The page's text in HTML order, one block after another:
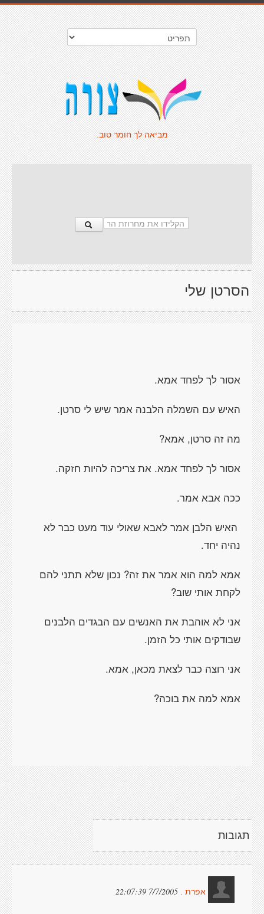
מביאה לך חומר טוב.
הסרטן שלי
אסור לך לפחד אמא.
האיש עם השמלה הלבנה אמר שיש לי סרטן.
מה זה סרטן, אמא?
אסור לך לפחד אמא. את צריכה להיות חזקה.
ככה אבא אמר.
האיש הלבן אמר לאבא שאולי עוד מעט כבר לא
נהיה יחד.
אמא למה הוא אמר את זה? נכון שלא תתני להם
לקחת אותי שוב?
אני לא אוהבת את האנשים עם הבגדים הלבנים
שבודקים אותי כל הזמן.
אני רוצה כבר לצאת מכאן, אמא.
אמא למה את בוכה?
תגובות
אפרת . 7/7/2005 22:07:39